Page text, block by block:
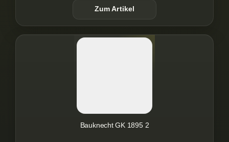
Zum Artikel
Bauknecht GK 1895 2